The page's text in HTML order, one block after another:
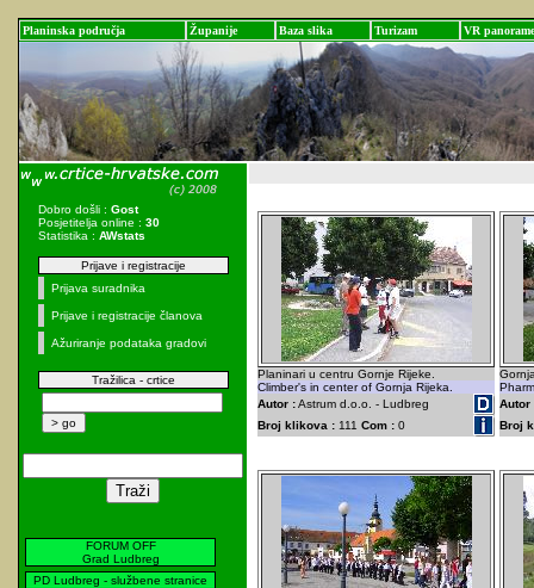
Planinska područja Županije Baza slika Turizam VR panorame
Dobro došli : Gost
Posjetitelja online : 30
Statistika : AWstats
Prijave i registracije
Prijava suradnika
Prijave i registracije članova
Ažuriranje podataka gradovi
Tražilica - crtice
FORUM OFF
Grad Ludbreg
PD Ludbreg - službene stranice
Planinari u centru Gornje Rijeke.
Climber's in center of Gornja Rijeka.
Autor :Astrum d.o.o. - Ludbreg
Broj klikova : 111 Com : 0
Autor
Broj